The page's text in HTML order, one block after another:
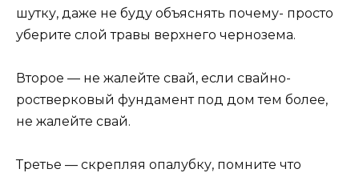
шутку, даже не буду объяснять почему- просто
уберите слой травы верхнего чернозема.
Второе — не жалейте свай, если свайно-
ростверковый фундамент под дом тем более,
не жалейте свай.
Третье — скрепляя опалубку, помните что